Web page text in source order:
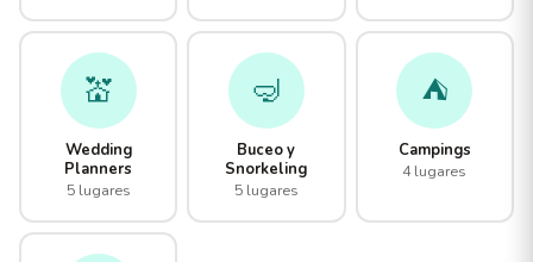
💒
Wedding
Planners
5 lugares
🤿
Buceo y
Snorkeling
5 lugares
⛺
Campings
4 lugares